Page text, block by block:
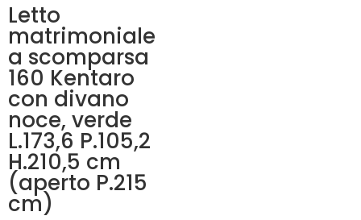
Letto
matrimoniale
a scomparsa
160 Kentaro
con divano
noce, verde
L.173,6 P.105,2
H.210,5 cm
(aperto P.215
cm)